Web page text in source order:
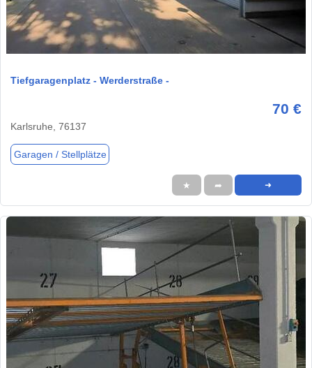
1 / 2
Tiefgaragenplatz - Werderstraße -
70 €
Karlsruhe, 76137
Garagen / Stellplätze
★ ➦ ➜